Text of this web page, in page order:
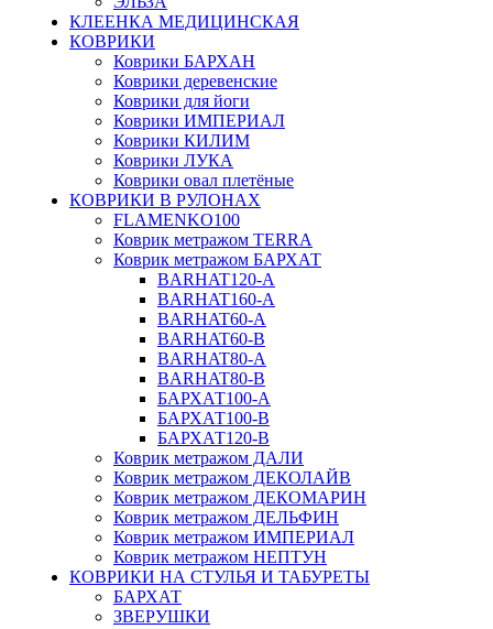
КЛЕЕНКА МЕДИЦИНСКАЯ
КОВРИКИ
Коврики БАРХАН
Коврики деревенские
Коврики для йоги
Коврики ИМПЕРИАЛ
Коврики КИЛИМ
Коврики ЛУКА
Коврики овал плетёные
КОВРИКИ В РУЛОНАХ
FLAMENKO100
Коврик метражом TERRA
Коврик метражом БАРХАТ
BARHAT120-A
BARHAT160-A
BARHAT60-A
BARHAT60-B
BARHAT80-A
BARHAT80-B
БАРХАТ100-A
БАРХАТ100-B
БАРХАТ120-B
Коврик метражом ДАЛИ
Коврик метражом ДЕКОЛАЙВ
Коврик метражом ДЕКОМАРИН
Коврик метражом ДЕЛЬФИН
Коврик метражом ИМПЕРИАЛ
Коврик метражом НЕПТУН
КОВРИКИ НА СТУЛЬЯ И ТАБУРЕТЫ
БАРХАТ
ЗВЕРУШКИ